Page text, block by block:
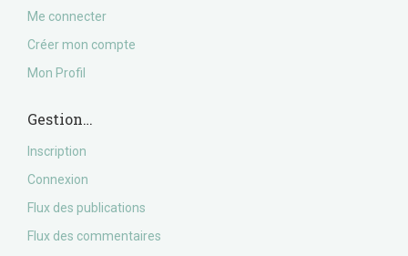
Me connecter
Créer mon compte
Mon Profil
Gestion…
Inscription
Connexion
Flux des publications
Flux des commentaires